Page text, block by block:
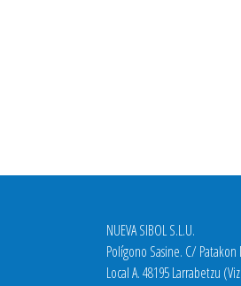
NUEVA SIBOL S.L.U.
Polígono Sasine. C/ Patakon
Local A. 48195 Larrabetzu